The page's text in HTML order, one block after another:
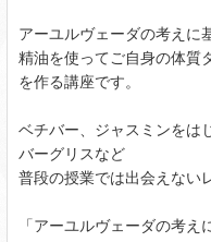
アーユルヴェーダの考えに
精油を使ってご自身の体質
を作る講座です。
ベチバー、ジャスミンをは
バーグリスなど
普段の授業では出会えない
「アーユルヴェーダの考